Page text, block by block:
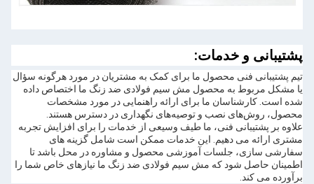
پشتیبانی و خدمات:
تیم پشتیبانی فنی محصول ما برای کمک به مشتریان در مورد هرگونه سؤال
یا مشکل مربوط به محصول مش سیم فولادی ضد زنگ ما اختصاص داده
شده است. کارشناسان ما برای ارائه راهنمایی در مورد مشخصات
محصول، روش‌های نصب و توصیه‌های نگهداری در دسترس هستند.
علاوه بر پشتیبانی فنی، ما طیف وسیعی از خدمات را برای افزایش تجربه
مشتری ارائه می دهیم. این خدمات ممکن است شامل گزینه های
سفارشی سازی، جلسات آموزشی محصول و مشاوره در محل باشد تا
اطمینان حاصل شود که مش سیم فولادی ضد زنگ ما نیازهای خاص شما را
برآورده می کند.